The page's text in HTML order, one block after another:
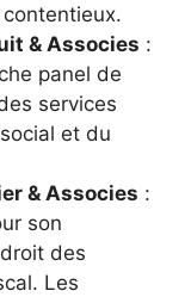
& Associes :
panel de
services
et du
& Associes :
son
des
Les